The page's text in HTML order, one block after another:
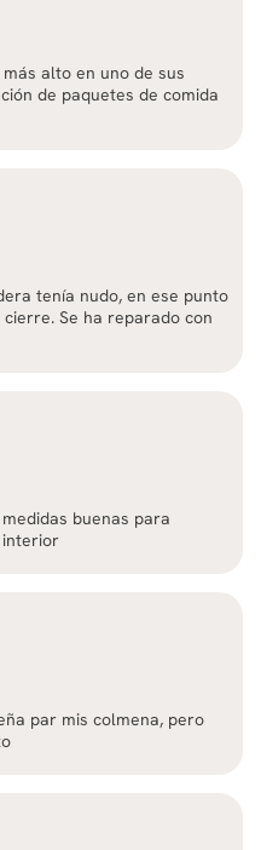
alto en uno de sus
de paquetes de comida
tenía nudo, en ese punto
Se ha reparado con
buenas para
interior
par mis colmena, pero